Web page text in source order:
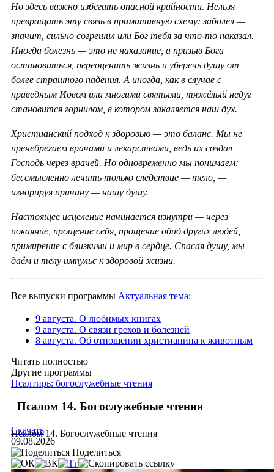
Но здесь важно избегать опасной крайности. Нельзя
превращать эту связь в примитивную схему: заболел —
значит, сильно согрешил или Бог тебя за что-то наказал.
Иногда болезнь — это не наказание, а призыв Бога
остановиться, переоценить жизнь и уберечь душу от
более страшного падения. А иногда, как в случае с
праведным Иовом или многими святыми, тяжёлый недуг
становится горнилом, в котором закаляется наш дух.
Христианский подход к здоровью — это баланс. Мы не
пренебрегаем врачами и лекарствами, ведь их создал
Господь через врачей. Но одновременно мы понимаем:
бессмысленно лечить только следствие — тело, —
игнорируя причину — нашу душу.
Настоящее исцеление начинается изнутри — через
покаяние, прощение себя, прощение обид других людей,
примирение с близкими и мир в сердце. Спасая душу, мы
даём и телу импульс к здоровой жизни.
Все выпуски программы Актуальная тема:
9 августа. О любимых книгах
9 августа. О связи грехов и болезней
8 августа. Об отношении христианина к животным
Читать полностью
Другие программы
Псалтирь: богослужебные чтения
Псалом 14. Богослужебные чтения
Псалом 14. Богослужебные чтения
Скачать
09.08.2026
Поделиться